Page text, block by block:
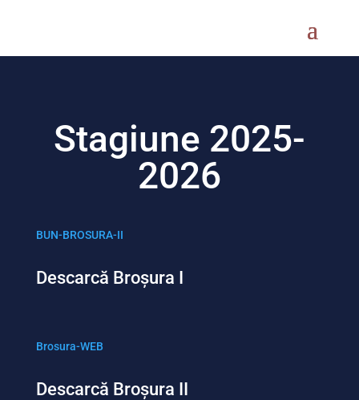
Stagiune 2025-
2026
BUN-BROSURA-II
Descarcă Broșura I
Brosura-WEB
Descarcă Broșura II